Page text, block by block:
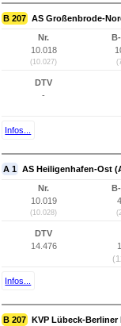
B 207 AS Großenbrode-
Nr.
10.018
(10.027)
DTV
-
Infos...
A 1 AS Heiligenhafen-Ost
Nr.
10.019
(10.028)
DTV
14.476
Infos...
B 207 KVP Lübeck-Berliner